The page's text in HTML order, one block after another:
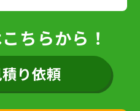
ちらから！
り依頼